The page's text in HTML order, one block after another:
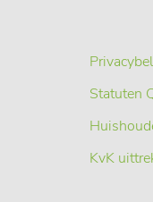
Statuten
KvK